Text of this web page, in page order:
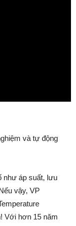
và tự động
như áp suất, lưu
vậy, VP
Với hơn 15 năm